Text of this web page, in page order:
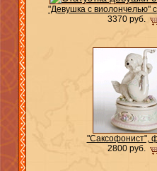
"Девушка с виолончелью"
3370 руб.
"Саксофонист",
2800 руб.